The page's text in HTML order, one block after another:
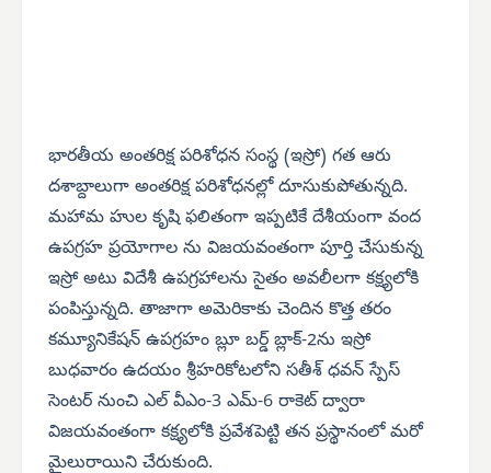
భారతీయ అంతరిక్ష పరిశోధన సంస్థ (ఇస్రో) గత ఆరు
దశాబ్దాలుగా అంతరిక్ష పరిశోధనల్లో దూసుకుపోతున్నది.
మహామ హుల కృషి ఫలితంగా ఇప్పటికే దేశీయంగా వంద
ఉపగ్రహ ప్రయోగాల ను విజయవంతంగా పూర్తి చేసుకున్న
ఇస్రో అటు విదేశీ ఉపగ్రహాలను సైతం అవలీలగా కక్ష్యలోకి
పంపిస్తున్నది. తాజాగా అమెరికాకు చెందిన కొత్త తరం
కమ్యూనికేషన్ ఉపగ్రహం బ్లూ బర్డ్ బ్లాక్-2ను ఇస్రో
బుధవారం ఉదయం శ్రీహరికోటలోని సతీశ్ ధవన్ స్పేస్
సెంటర్ నుంచి ఎల్ వీఎం-3 ఎమ్-6 రాకెట్ ద్వారా
విజయవంతంగా కక్ష్యలోకి ప్రవేశపెట్టి తన ప్రస్థానంలో మరో
మైలురాయిని చేరుకుంది.